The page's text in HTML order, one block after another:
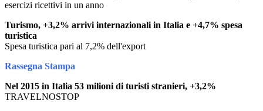
esercizi ricettivi in un anno
Turismo, +3,2% arrivi internazionali in Italia e +4,7% spesa
turistica
Spesa turistica pari al 7,2% dell'export
Rassegna Stampa
Nel 2015 in Italia 53 milioni di turisti stranieri, +3,2%
TRAVELNOSTOP